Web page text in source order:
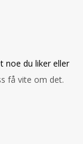
noe du liker eller
få vite om det.